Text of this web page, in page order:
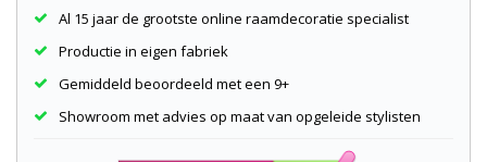
Al 15 jaar de grootste online raamdecoratie specialist
Productie in eigen fabriek
Gemiddeld beoordeeld met een 9+
Showroom met advies op maat van opgeleide stylisten